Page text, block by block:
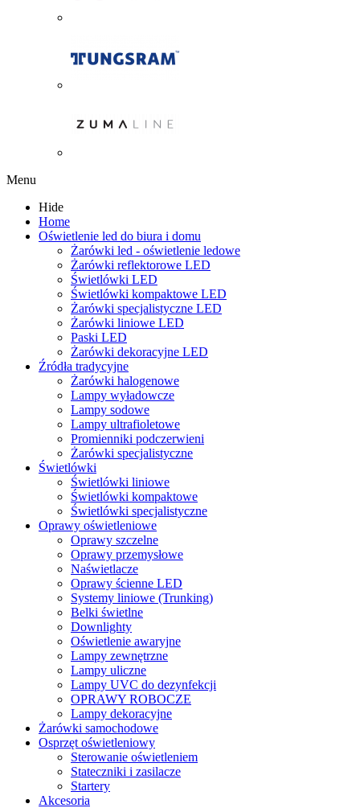
Menu
Hide
Home
Oświetlenie led do biura i domu
Żarówki led - oświetlenie ledowe
Żarówki reflektorowe LED
Świetlówki LED
Świetlówki kompaktowe LED
Żarówki specjalistyczne LED
Żarówki liniowe LED
Paski LED
Żarówki dekoracyjne LED
Źródła tradycyjne
Żarówki halogenowe
Lampy wyładowcze
Lampy sodowe
Lampy ultrafioletowe
Promienniki podczerwieni
Żarówki specjalistyczne
Świetlówki
Świetlówki liniowe
Świetlówki kompaktowe
Świetlówki specjalistyczne
Oprawy oświetleniowe
Oprawy szczelne
Oprawy przemysłowe
Naświetlacze
Oprawy ścienne LED
Systemy liniowe (Trunking)
Belki świetlne
Downlighty
Oświetlenie awaryjne
Lampy zewnętrzne
Lampy uliczne
Lampy UVC do dezynfekcji
OPRAWY ROBOCZE
Lampy dekoracyjne
Żarówki samochodowe
Osprzęt oświetleniowy
Sterowanie oświetleniem
Stateczniki i zasilacze
Startery
Akcesoria